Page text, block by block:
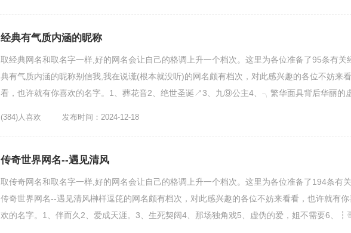
经典有气质内涵的昵称
取经典网名和取名字一样,好的网名会让自己的格调上升一个档次。这里为各位准备了95条有关
典有气质内涵的昵称别信我,我在说谎(根本就没听)的网名颇有档次，对此感兴趣的各位不妨来看
看，也许就有你喜欢的名字。1、葬花音2、绝世圣诞↗3、九⑨公主4、╮繁华面具背后华丽的
(384)人喜欢 发布时间：2024-12-18
传奇世界网名--遇见清风
取传奇网名和取名字一样,好的网名会让自己的格调上升一个档次。这里为各位准备了194条有关
传奇世界网名--遇见清风榊样逗笓的网名颇有档次，对此感兴趣的各位不妨来看看，也许就有你
欢的名字。1、伴而久2、爱成天涯。3、生死契阔4、那场独角戏5、虚伪的爱，姐不需要6、┇